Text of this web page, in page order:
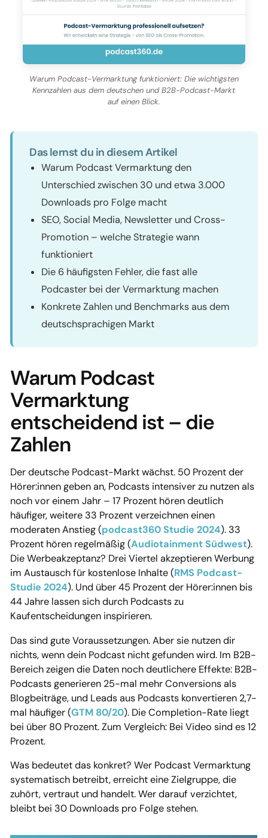
Warum Podcast-Vermarktung funktioniert: Die wichtigsten
Kennzahlen aus dem deutschen und B2B-Podcast-Markt
auf einen Blick.
Das lernst du in diesem Artikel
Warum Podcast Vermarktung den
Unterschied zwischen 30 und etwa 3.000
Downloads pro Folge macht
SEO, Social Media, Newsletter und Cross-
Promotion – welche Strategie wann
funktioniert
Die 6 häufigsten Fehler, die fast alle
Podcaster bei der Vermarktung machen
Konkrete Zahlen und Benchmarks aus dem
deutschsprachigen Markt
Warum Podcast
Vermarktung
entscheidend ist – die
Zahlen
Der deutsche Podcast-Markt wächst. 50 Prozent der
Hörer:innen geben an, Podcasts intensiver zu nutzen als
noch vor einem Jahr – 17 Prozent hören deutlich
häufiger, weitere 33 Prozent verzeichnen einen
moderaten Anstieg (podcast360 Studie 2024). 33
Prozent hören regelmäßig (Audiotainment Südwest).
Die Werbeakzeptanz? Drei Viertel akzeptieren Werbung
im Austausch für kostenlose Inhalte (RMS Podcast-
Studie 2024). Und über 45 Prozent der Hörer:innen bis
44 Jahre lassen sich durch Podcasts zu
Kaufentscheidungen inspirieren.
Das sind gute Voraussetzungen. Aber sie nutzen dir
nichts, wenn dein Podcast nicht gefunden wird. Im B2B-
Bereich zeigen die Daten noch deutlichere Effekte: B2B-
Podcasts generieren 25-mal mehr Conversions als
Blogbeiträge, und Leads aus Podcasts konvertieren 2,7-
mal häufiger (GTM 80/20). Die Completion-Rate liegt
bei über 80 Prozent. Zum Vergleich: Bei Video sind es 12
Prozent.
Was bedeutet das konkret? Wer Podcast Vermarktung
systematisch betreibt, erreicht eine Zielgruppe, die
zuhört, vertraut und handelt. Wer darauf verzichtet,
bleibt bei 30 Downloads pro Folge stehen.